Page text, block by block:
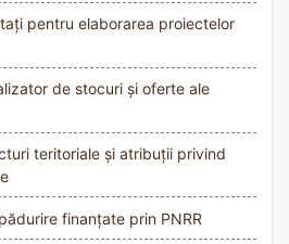
pentru elaborarea proiectelor
de stocuri și oferte ale
teritoriale și atribuții privind
finanțate prin PNRR